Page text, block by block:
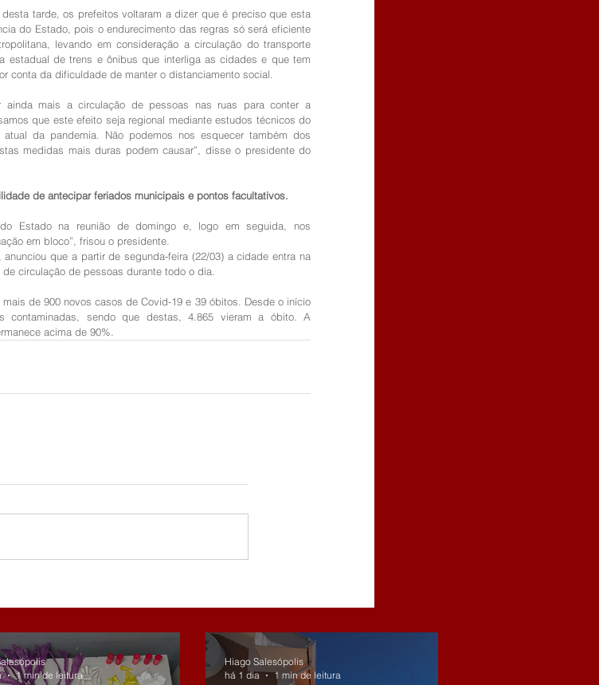
tarde, os prefeitos voltaram a dizer que é preciso que esta
do Estado, pois o endurecimento das regras só será eficiente
levando em consideração a circulação do transporte
estadual de trens e ônibus que interliga as cidades e que tem
conta da dificuldade de manter o distanciamento social.
ainda mais a circulação de pessoas nas ruas para conter a
que este efeito seja regional mediante estudos técnicos do
da pandemia. Não podemos nos esquecer também dos
medidas mais duras podem causar”, disse o presidente do
de antecipar feriados municipais e pontos facultativos.
do Estado na reunião de domingo e, logo em seguida, nos
em bloco”, frisou o presidente.
que a partir de segunda-feira (22/03) a cidade entra na
circulação de pessoas durante todo o dia.
de 900 novos casos de Covid-19 e 39 óbitos. Desde o início
contaminadas, sendo que destas, 4.865 vieram a óbito. A
acima de 90%.
1 min de leitura
Hiago Salesópolis
há 1 dia
1 min de leitura